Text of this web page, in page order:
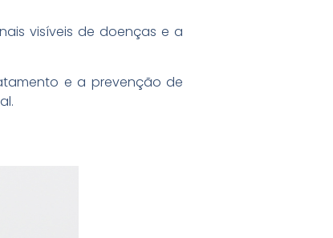
visíveis de doenças e a
e a prevenção de